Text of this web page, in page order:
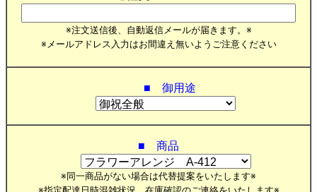
※注文送信後、自動返信メールが届きます。※
※メールアドレス入力はお間違え無いようご注意ください
■ 御用途
■ 商品
※同一商品がない場合は代替提案をいたします※